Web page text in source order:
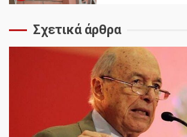
Σχετικά άρθρα